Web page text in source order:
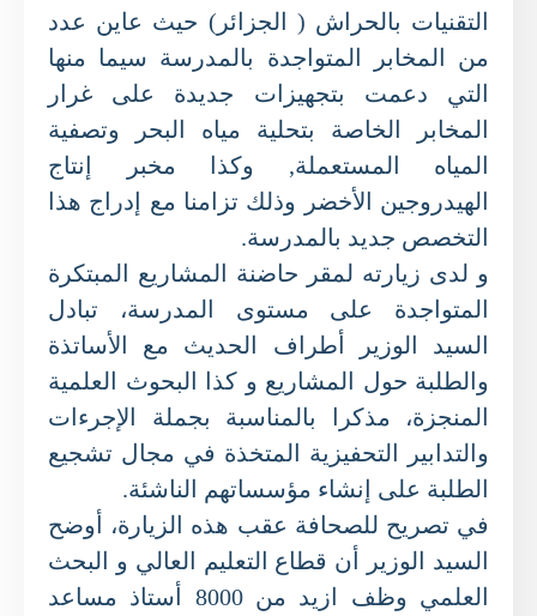
التقنيات بالحراش ( الجزائر) حيث عاين عدد
من المخابر المتواجدة بالمدرسة سيما منها
التي دعمت بتجهيزات جديدة على غرار
المخابر الخاصة بتحلية مياه البحر وتصفية
المياه المستعملة, وكذا مخبر إنتاج
الهيدروجين الأخضر وذلك تزامنا مع إدراج هذا
التخصص جديد بالمدرسة.
و لدى زيارته لمقر حاضنة المشاريع المبتكرة
المتواجدة على مستوى المدرسة، تبادل
السيد الوزير أطراف الحديث مع الأساتذة
والطلبة حول المشاريع و كذا البحوث العلمية
المنجزة، مذكرا بالمناسبة بجملة الإجرءات
والتدابير التحفيزية المتخذة في مجال تشجيع
الطلبة على إنشاء مؤسساتهم الناشئة.
في تصريح للصحافة عقب هذه الزيارة، أوضح
السيد الوزير أن قطاع التعليم العالي و البحث
العلمي وظف ازيد من 8000 أستاذ مساعد